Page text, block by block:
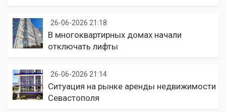
26-06-2026 21:18
В многоквартирных домах начали
отключать лифты
26-06-2026 21:14
Ситуация на рынке аренды недвижимости
Севастополя